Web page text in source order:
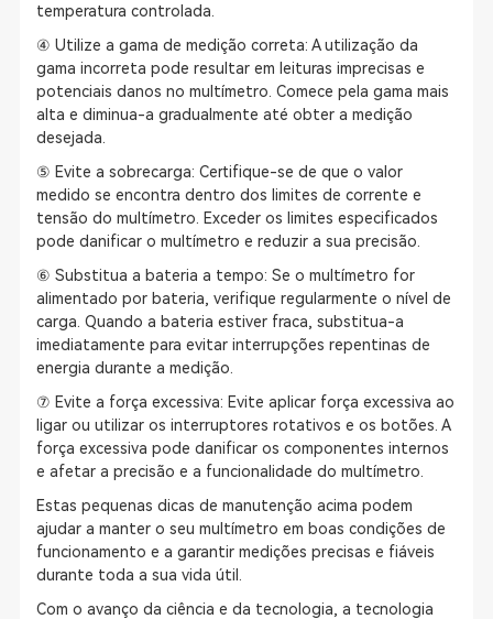
temperatura controlada.
④ Utilize a gama de medição correta: A utilização da
gama incorreta pode resultar em leituras imprecisas e
potenciais danos no multímetro. Comece pela gama mais
alta e diminua-a gradualmente até obter a medição
desejada.
⑤ Evite a sobrecarga: Certifique-se de que o valor
medido se encontra dentro dos limites de corrente e
tensão do multímetro. Exceder os limites especificados
pode danificar o multímetro e reduzir a sua precisão.
⑥ Substitua a bateria a tempo: Se o multímetro for
alimentado por bateria, verifique regularmente o nível de
carga. Quando a bateria estiver fraca, substitua-a
imediatamente para evitar interrupções repentinas de
energia durante a medição.
⑦ Evite a força excessiva: Evite aplicar força excessiva ao
ligar ou utilizar os interruptores rotativos e os botões. A
força excessiva pode danificar os componentes internos
e afetar a precisão e a funcionalidade do multímetro.
Estas pequenas dicas de manutenção acima podem
ajudar a manter o seu multímetro em boas condições de
funcionamento e a garantir medições precisas e fiáveis
durante toda a sua vida útil.
Com o avanço da ciência e da tecnologia, a tecnologia